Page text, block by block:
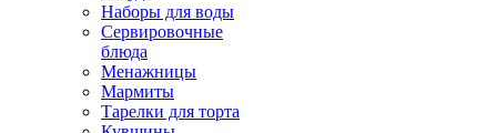
Наборы для воды
Сервировочные
блюда
Менажницы
Мармиты
Тарелки для торта